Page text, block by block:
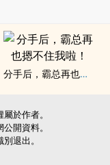
分手后，霸总再也摁不住我啦！
於作者。
開資料。
退出。